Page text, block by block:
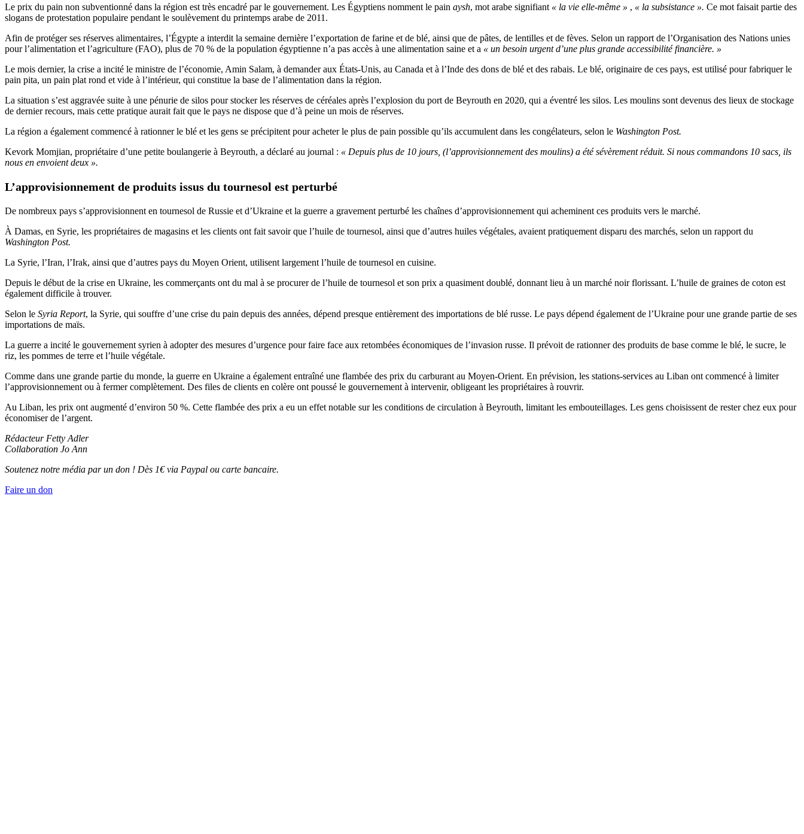
Le prix du pain non subventionné dans la région est très encadré par le gouvernement. Les Égyptiens nomment le pain aysh, mot arabe signifiant « la vie elle-même » , « la subsistance ». Ce mot faisait partie des
slogans de protestation populaire pendant le soulèvement du printemps arabe de 2011.
Afin de protéger ses réserves alimentaires, l’Égypte a interdit la semaine dernière l’exportation de farine et de blé, ainsi que de pâtes, de lentilles et de fèves. Selon un rapport de l’Organisation des Nations unies
pour l’alimentation et l’agriculture (FAO), plus de 70 % de la population égyptienne n’a pas accès à une alimentation saine et a « un besoin urgent d’une plus grande accessibilité financière. »
Le mois dernier, la crise a incité le ministre de l’économie, Amin Salam, à demander aux États-Unis, au Canada et à l’Inde des dons de blé et des rabais. Le blé, originaire de ces pays, est utilisé pour fabriquer le
pain pita, un pain plat rond et vide à l’intérieur, qui constitue la base de l’alimentation dans la région.
La situation s’est aggravée suite à une pénurie de silos pour stocker les réserves de céréales après l’explosion du port de Beyrouth en 2020, qui a éventré les silos. Les moulins sont devenus des lieux de stockage
de dernier recours, mais cette pratique aurait fait que le pays ne dispose que d’à peine un mois de réserves.
La région a également commencé à rationner le blé et les gens se précipitent pour acheter le plus de pain possible qu’ils accumulent dans les congélateurs, selon le Washington Post.
Kevork Momjian, propriétaire d’une petite boulangerie à Beyrouth, a déclaré au journal : « Depuis plus de 10 jours, (l’approvisionnement des moulins) a été sévèrement réduit. Si nous commandons 10 sacs, ils
nous en envoient deux ».
L’approvisionnement de produits issus du tournesol est perturbé
De nombreux pays s’approvisionnent en tournesol de Russie et d’Ukraine et la guerre a gravement perturbé les chaînes d’approvisionnement qui acheminent ces produits vers le marché.
À Damas, en Syrie, les propriétaires de magasins et les clients ont fait savoir que l’huile de tournesol, ainsi que d’autres huiles végétales, avaient pratiquement disparu des marchés, selon un rapport du
Washington Post.
La Syrie, l’Iran, l’Irak, ainsi que d’autres pays du Moyen Orient, utilisent largement l’huile de tournesol en cuisine.
Depuis le début de la crise en Ukraine, les commerçants ont du mal à se procurer de l’huile de tournesol et son prix a quasiment doublé, donnant lieu à un marché noir florissant. L’huile de graines de coton est
également difficile à trouver.
Selon le Syria Report, la Syrie, qui souffre d’une crise du pain depuis des années, dépend presque entièrement des importations de blé russe. Le pays dépend également de l’Ukraine pour une grande partie de ses
importations de maïs.
La guerre a incité le gouvernement syrien à adopter des mesures d’urgence pour faire face aux retombées économiques de l’invasion russe. Il prévoit de rationner des produits de base comme le blé, le sucre, le
riz, les pommes de terre et l’huile végétale.
Comme dans une grande partie du monde, la guerre en Ukraine a également entraîné une flambée des prix du carburant au Moyen-Orient. En prévision, les stations-services au Liban ont commencé à limiter
l’approvisionnement ou à fermer complètement. Des files de clients en colère ont poussé le gouvernement à intervenir, obligeant les propriétaires à rouvrir.
Au Liban, les prix ont augmenté d’environ 50 %. Cette flambée des prix a eu un effet notable sur les conditions de circulation à Beyrouth, limitant les embouteillages. Les gens choisissent de rester chez eux pour
économiser de l’argent.
Rédacteur Fetty Adler
Collaboration Jo Ann
Soutenez notre média par un don ! Dès 1€ via Paypal ou carte bancaire.
Faire un don